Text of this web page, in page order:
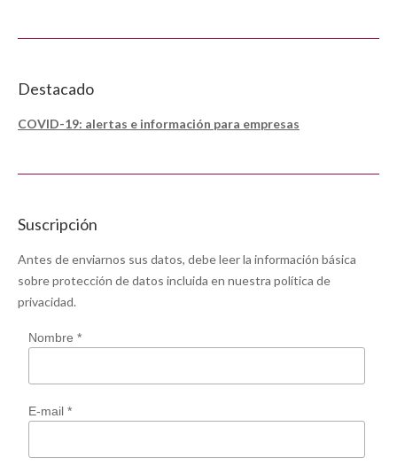
Destacado
COVID-19: alertas e información para empresas
Suscripción
Antes de enviarnos sus datos, debe leer la información básica
sobre protección de datos incluida en nuestra política de
privacidad.
Nombre *
E-mail *